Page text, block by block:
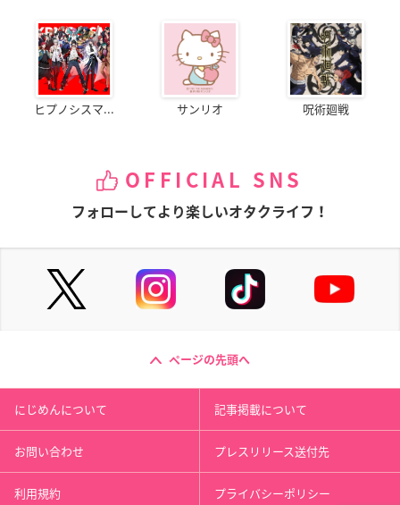
発売元：株式会社KADOKAWA
アニメイトで購入
TVアニメ「進撃の巨人」より、エレン・リヴァイ・エルヴ
をイメージした花やフルーツ素材を使用したオードパルフ
高級感溢れるブック型BOXを開くと、それぞれのモチーフ
中蓋を外せば印象的な「あの台詞」が英語で書かれてお
り、小物入れとしてもご使用頂けます。
ヒプノシスマ... サンリオ 呪術廻戦
OFFICIAL SNS
フォローしてより楽しいオタクライフ！
ページの先頭へ
にじめんについて 記事掲載について
お問い合わせ プレスリリース送付先
利用規約 プライバシーポリシー